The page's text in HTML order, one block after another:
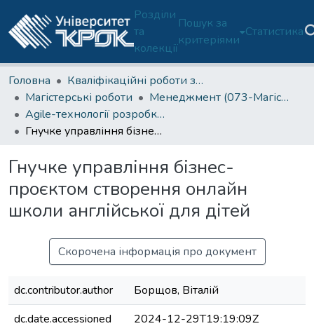
Розділи
та
колекції
Пошук за
критеріями
Статистика
Головна
Кваліфікаційні роботи здобувачів освіти
Магістерські роботи
Менеджмент (073-Магістр)
Agile-технології розробки програмного забезпечення
Гнучке управління бізнес-проєктом створення онлайн школи англійської для дітей
Гнучке управління бізнес-
проєктом створення онлайн
школи англійської для дітей
Скорочена інформація про документ
dc.contributor.author
Борщов, Віталій
dc.date.accessioned
2024-12-29T19:19:09Z